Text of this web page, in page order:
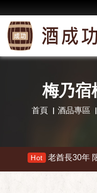
梅乃宿
首頁 酒品專區
老酋長30年 限